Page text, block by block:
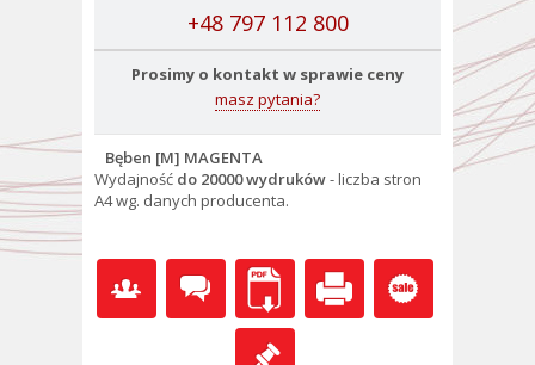
+48 797 112 800
Prosimy o kontakt w sprawie ceny
masz pytania?
Bęben [M] MAGENTA
Wydajność do 20000 wydruków- liczba stron
A4 wg. danych producenta.